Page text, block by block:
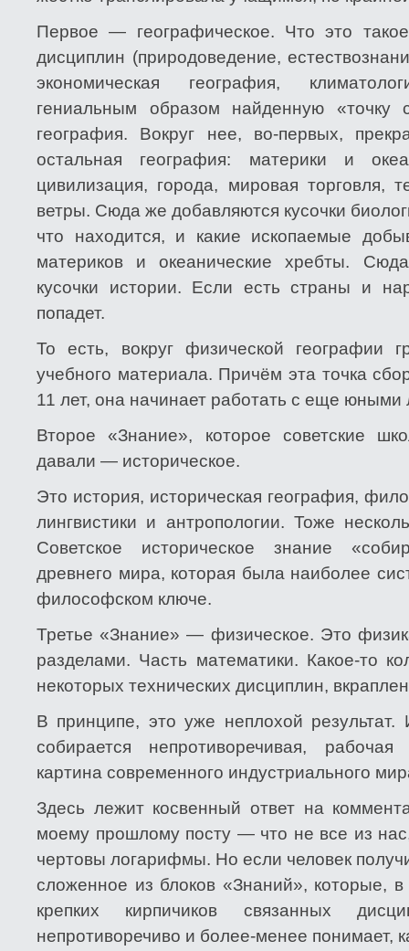
Первое — географическое. Что это
дисциплин (природоведение,
экономическая география,
гениальным образом найденную «точку
география. Вокруг нее, во-первых,
остальная география: материки и
цивилизация, города, мировая торговля,
ветры. Сюда же добавляются кусочки
что находится, и какие ископаемые
материков и океанические хребты.
кусочки истории. Если есть страны и
попадет.
То есть, вокруг физической географии
учебного материала. Причём эта точка
11 лет, она начинает работать с еще
Второе «Знание», которое советские
давали — историческое.
Это история, историческая география,
лингвистики и антропологии. Тоже
Советское историческое знание
древнего мира, которая была наиболее
философском ключе.
Третье «Знание» — физическое. Это
разделами. Часть математики. Какое-то
некоторых технических дисциплин,
В принципе, это уже неплохой
собирается непротиворечивая,
картина современного индустриального
Здесь лежит косвенный ответ на
моему прошлому посту — что не все из
чертовы логарифмы. Но если человек
сложенное из блоков «Знаний», которые,
крепких кирпичиков связанных
непротиворечиво и более-менее понимает,